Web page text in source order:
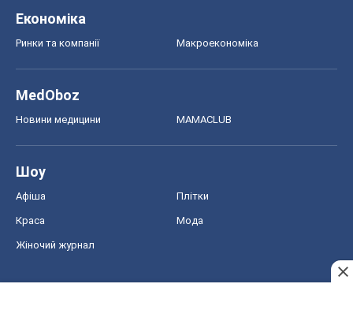
Економіка
Ринки та компанії Макроекономіка
MedOboz
Новини медицини MAMACLUB
Шоу
Афіша Плітки
Краса Мода
Жіночий журнал